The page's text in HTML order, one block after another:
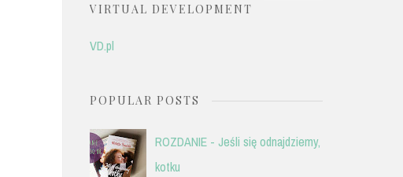
VIRTUAL DEVELOPMENT
VD.pl
POPULAR POSTS
ROZDANIE - Jeśli się odnajdziemy,
kotku